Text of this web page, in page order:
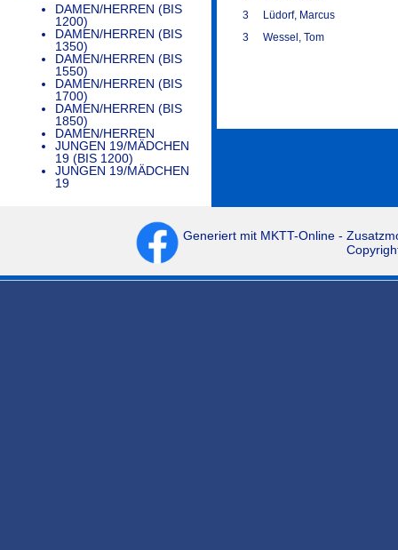
DAMEN/HERREN (BIS
1200)
DAMEN/HERREN (BIS
1350)
DAMEN/HERREN (BIS
1550)
DAMEN/HERREN (BIS
1700)
DAMEN/HERREN (BIS
1850)
DAMEN/HERREN
JUNGEN 19/MÄDCHEN
19 (BIS 1200)
JUNGEN 19/MÄDCHEN
19
3
Lüdorf, Marcus
3
Wessel, Tom
Generiert mit MKTT-Online-